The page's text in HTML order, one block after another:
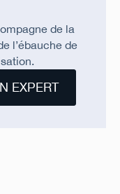
de la
l’ébauche de
EXPERT